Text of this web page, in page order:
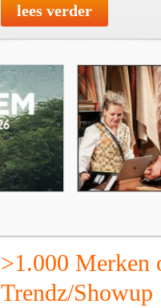
lees verder
>1.000 Merken
Trendz/Showup